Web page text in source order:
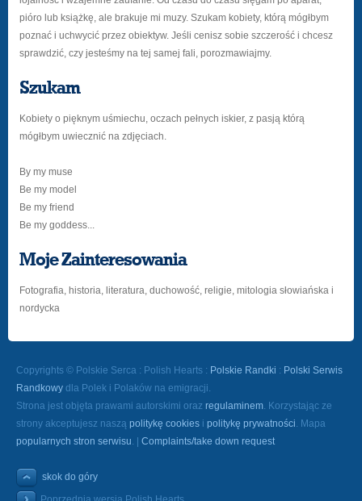
pióro lub książkę, ale brakuje mi muzy. Szukam kobiety, którą mógłbym
poznać i uchwycić przez obiektyw. Jeśli cenisz sobie szczerość i chcesz
sprawdzić, czy jesteśmy na tej samej fali, porozmawiajmy.
Szukam
Kobiety o pięknym uśmiechu, oczach pełnych iskier, z pasją którą
mógłbym uwiecznić na zdjęciach.
By my muse
Be my model
Be my friend
Be my goddess...
Moje Zainteresowania
Fotografia, historia, literatura, duchowość, religie, mitologia słowiańska i
nordycka
Copyrights © Polskie Serca : Polish Hearts : Polskie Randki : Polski Serwis
Randkowy dla Polek i Polaków na emigracji.
Strona jest objęta prawami autorskimi oraz regulaminem. Korzystając ze
strony akceptujesz naszą politykę cookies i politykę prywatności. Mapa
popularnych stron serwisu. | Complaints/take down request
skok do góry